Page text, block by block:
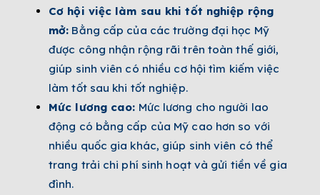
Cơ hội việc làm sau khi tốt nghiệp rộng
mở: Bằng cấp của các trường đại học Mỹ
được công nhận rộng rãi trên toàn thế giới,
giúp sinh viên có nhiều cơ hội tìm kiếm việc
làm tốt sau khi tốt nghiệp.
Mức lương cao: Mức lương cho người lao
động có bằng cấp của Mỹ cao hơn so với
nhiều quốc gia khác, giúp sinh viên có thể
trang trải chi phí sinh hoạt và gửi tiền về gia
đình.